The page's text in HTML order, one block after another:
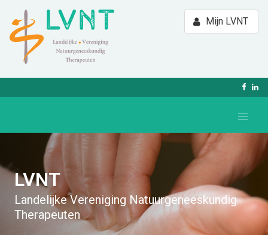
Mijn LVNT
LVNT
Landelijke Vereniging Natuurgeneeskundig
Therapeuten